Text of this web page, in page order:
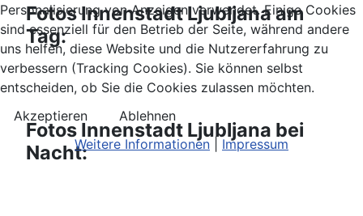
Fotos Innenstadt Ljubljana am
Tag:
Fotos Innenstadt Ljubljana bei
Nacht:
Personalisierung von Anzeigen verwendet. Einige Cookies
sind essenziell für den Betrieb der Seite, während andere
uns helfen, diese Website und die Nutzererfahrung zu
verbessern (Tracking Cookies). Sie können selbst
entscheiden, ob Sie die Cookies zulassen möchten.
Akzeptieren
Ablehnen
Weitere Informationen
Impressum